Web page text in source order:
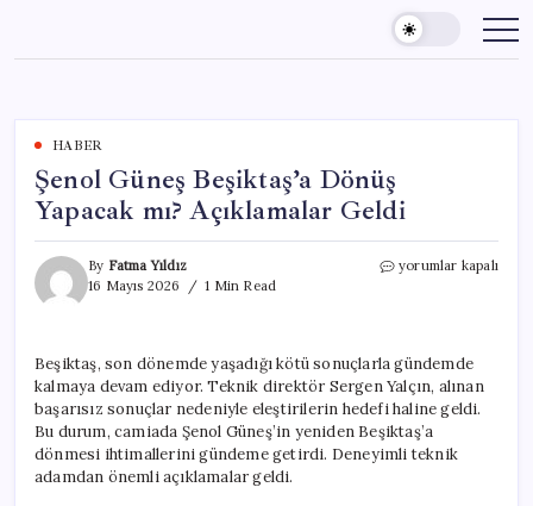
content
HABER
Şenol Güneş Beşiktaş’a Dönüş
Yapacak mı? Açıklamalar Geldi
By Fatma Yıldız
16 Mayıs 2026
1 Min Read
Şenol
mı?
Açıklamalar
Geldi
için
yorumlar kapalı
Beşiktaş, son dönemde yaşadığı kötü sonuçlarla gündemde
kalmaya devam ediyor. Teknik direktör Sergen Yalçın, alınan
başarısız sonuçlar nedeniyle eleştirilerin hedefi haline geldi.
Bu durum, camiada Şenol Güneş’in yeniden Beşiktaş’a
dönmesi ihtimallerini gündeme getirdi. Deneyimli teknik
adamdan önemli açıklamalar geldi.